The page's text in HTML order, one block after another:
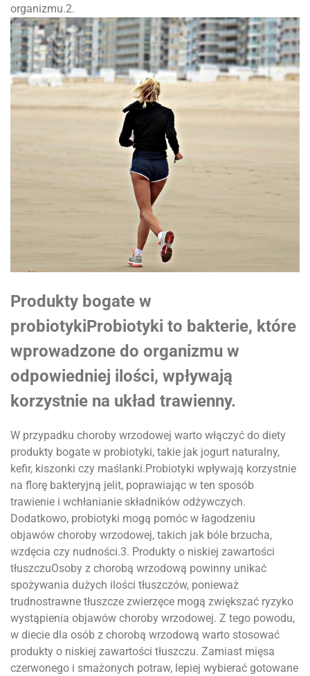
organizmu.2.
Produkty bogate w
probiotykiProbiotyki to bakterie, które
wprowadzone do organizmu w
odpowiedniej ilości, wpływają
korzystnie na układ trawienny.
W przypadku choroby wrzodowej warto włączyć do diety
produkty bogate w probiotyki, takie jak jogurt naturalny,
kefir, kiszonki czy maślanki.Probiotyki wpływają korzystnie
na florę bakteryjną jelit, poprawiając w ten sposób
trawienie i wchłanianie składników odżywczych.
Dodatkowo, probiotyki mogą pomóc w łagodzeniu
objawów choroby wrzodowej, takich jak bóle brzucha,
wzdęcia czy nudności.3. Produkty o niskiej zawartości
tłuszczuOsoby z chorobą wrzodową powinny unikać
spożywania dużych ilości tłuszczów, ponieważ
trudnostrawne tłuszcze zwierzęce mogą zwiększać ryzyko
wystąpienia objawów choroby wrzodowej. Z tego powodu,
w diecie dla osób z chorobą wrzodową warto stosować
produkty o niskiej zawartości tłuszczu. Zamiast mięsa
czerwonego i smażonych potraw, lepiej wybierać gotowane